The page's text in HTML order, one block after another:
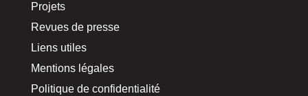
Projets
Revues de presse
Liens utiles
Mentions légales
Politique de confidentialité